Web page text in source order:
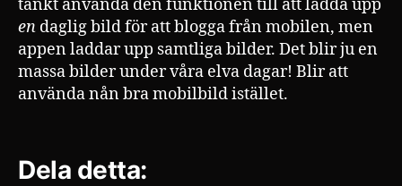
tänkt använda den funktionen till att ladda upp
en daglig bild för att blogga från mobilen, men
appen laddar upp samtliga bilder. Det blir ju en
massa bilder under våra elva dagar! Blir att
använda nån bra mobilbild istället.
Dela detta: